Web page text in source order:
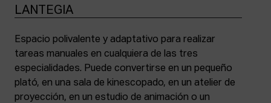
LANTEGIA
Espacio polivalente y adaptativo para realizar
tareas manuales en cualquiera de las tres
especialidades. Puede convertirse en un pequeño
plató, en una sala de kinescopado, en un atelier de
proyección, en un estudio de animación o un